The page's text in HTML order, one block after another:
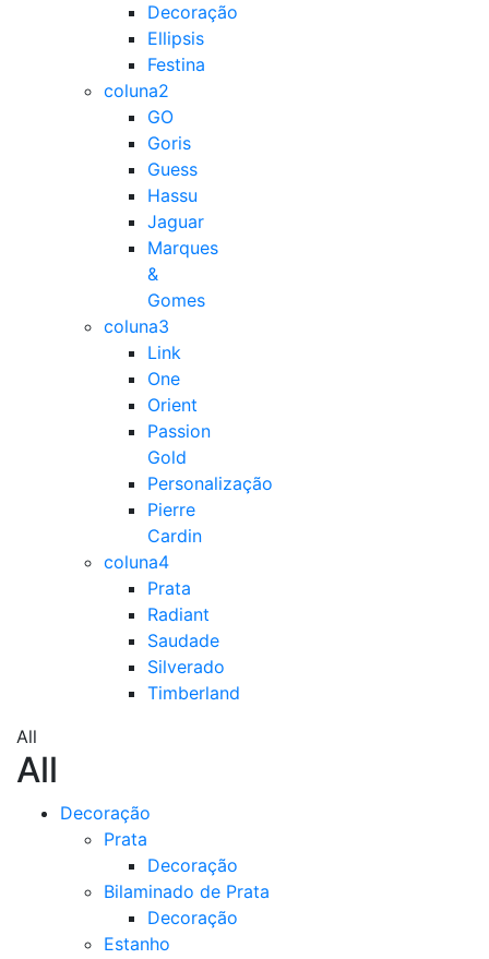
Decoração
Ellipsis
Festina
coluna2
GO
Goris
Guess
Hassu
Jaguar
Marques
&
Gomes
coluna3
Link
One
Orient
Passion
Gold
Personalização
Pierre
Cardin
coluna4
Prata
Radiant
Saudade
Silverado
Timberland
All
All
Decoração
Prata
Decoração
Bilaminado de Prata
Decoração
Estanho